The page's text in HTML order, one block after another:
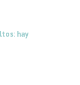
hay